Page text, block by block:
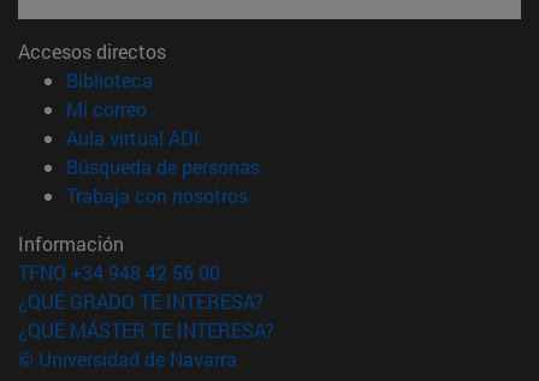
Accesos directos
Biblioteca
Mi correo(abre en nueva ventana)
Aula virtual ADI
Búsqueda de personas(abre en nueva ventana)
Trabaja con nosotros(abre en nueva ventana)
Información
TFNO +34 948 42 56 00
¿QUÉ GRADO TE INTERESA?
¿QUÉ MÁSTER TE INTERESA?
© Universidad de Navarra